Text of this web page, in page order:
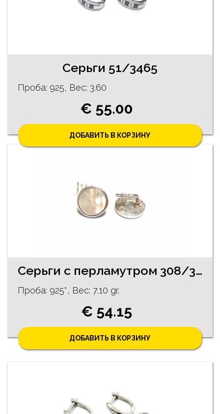
Cерьги 51/3465
Проба: 925, Bес: 3.60
€ 55.00
ДОБАВИТЬ В КОРЗИНУ
Серьги с перламутром 308/3025
Проба: 925*, Bес: 7.10 gr.
€ 54.15
ДОБАВИТЬ В КОРЗИНУ